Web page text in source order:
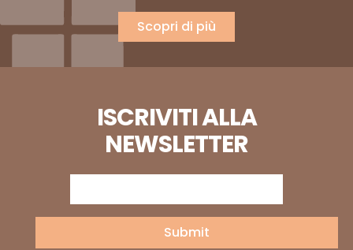
Scopri di più
ISCRIVITI ALLA
NEWSLETTER
Submit